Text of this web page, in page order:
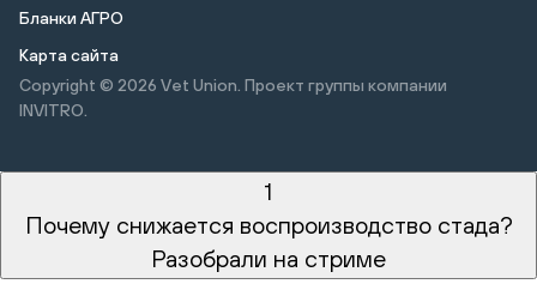
Бланки АГРО
Карта сайта
Copyright © 2026 Vet Union. Проект группы компании
INVITRO.
1
Почему снижается воспроизводство стада?
Разобрали на стриме